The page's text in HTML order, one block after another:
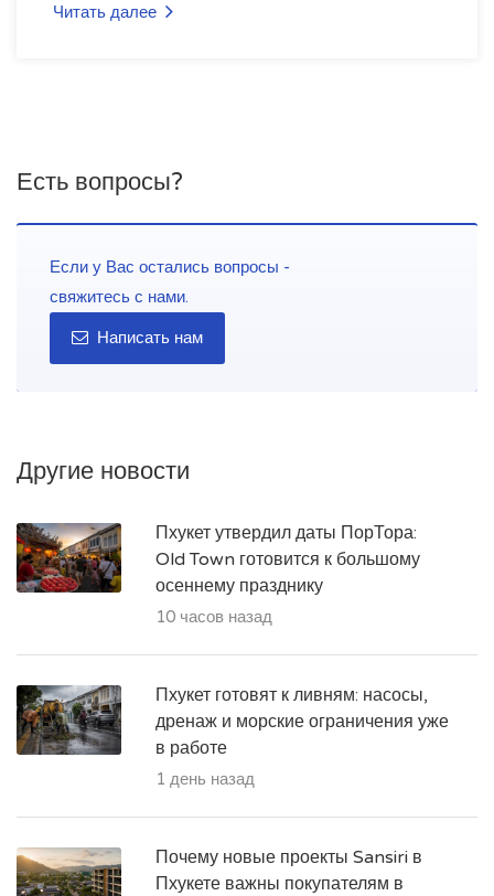
Читать далее
Есть вопросы?
Если у Вас остались вопросы -
свяжитесь с нами.
Написать нам
Другие новости
Пхукет утвердил даты ПорТора:
Old Town готовится к большому
осеннему празднику
10 часов назад
Пхукет готовят к ливням: насосы,
дренаж и морские ограничения уже
в работе
1 день назад
Почему новые проекты Sansiri в
Пхукете важны покупателям в